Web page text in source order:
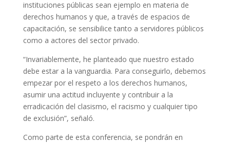
instituciones públicas sean ejemplo en materia de
derechos humanos y que, a través de espacios de
capacitación, se sensibilice tanto a servidores públicos
como a actores del sector privado.
“Invariablemente, he planteado que nuestro estado
debe estar a la vanguardia. Para conseguirlo, debemos
empezar por el respeto a los derechos humanos,
asumir una actitud incluyente y contribuir a la
erradicación del clasismo, el racismo y cualquier tipo
de exclusión”, señaló.
Como parte de esta conferencia, se pondrán en